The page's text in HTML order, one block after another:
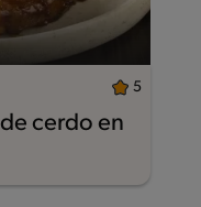
5
cerdo en